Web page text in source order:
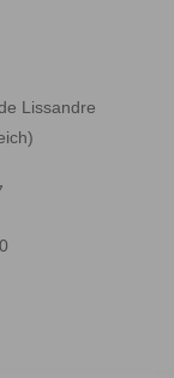
Lissandre